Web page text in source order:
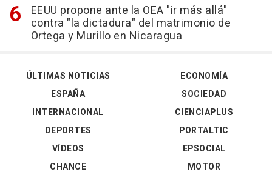
EEUU propone ante la OEA "ir más allá"
contra "la dictadura" del matrimonio de
Ortega y Murillo en Nicaragua
ÚLTIMAS NOTICIAS
ESPAÑA
INTERNACIONAL
DEPORTES
VÍDEOS
ECONOMÍA
SOCIEDAD
CIENCIAPLUS
PORTALTIC
EPSOCIAL
CHANCE
MOTOR